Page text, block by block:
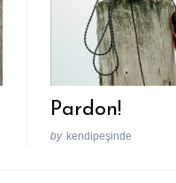
Pardon!
by kendipeşinde